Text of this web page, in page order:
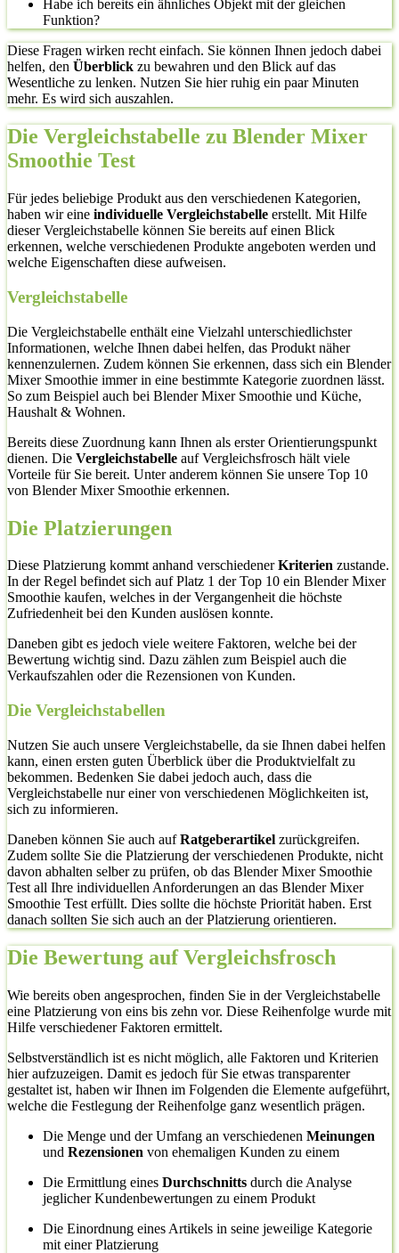
Habe ich bereits ein ähnliches Objekt mit der gleichen
Funktion?
Diese Fragen wirken recht einfach. Sie können Ihnen jedoch dabei
helfen, den Überblick zu bewahren und den Blick auf das
Wesentliche zu lenken. Nutzen Sie hier ruhig ein paar Minuten
mehr. Es wird sich auszahlen.
Die Vergleichstabelle zu Blender Mixer
Smoothie Test
Für jedes beliebige Produkt aus den verschiedenen Kategorien,
haben wir eine individuelle Vergleichstabelle erstellt. Mit Hilfe
dieser Vergleichstabelle können Sie bereits auf einen Blick
erkennen, welche verschiedenen Produkte angeboten werden und
welche Eigenschaften diese aufweisen.
Vergleichstabelle
Die Vergleichstabelle enthält eine Vielzahl unterschiedlichster
Informationen, welche Ihnen dabei helfen, das Produkt näher
kennenzulernen. Zudem können Sie erkennen, dass sich ein Blender
Mixer Smoothie immer in eine bestimmte Kategorie zuordnen lässt.
So zum Beispiel auch bei Blender Mixer Smoothie und Küche,
Haushalt & Wohnen.
Bereits diese Zuordnung kann Ihnen als erster Orientierungspunkt
dienen. Die Vergleichstabelle auf Vergleichsfrosch hält viele
Vorteile für Sie bereit. Unter anderem können Sie unsere Top 10
von Blender Mixer Smoothie erkennen.
Die Platzierungen
Diese Platzierung kommt anhand verschiedenerKriterien zustande.
In der Regel befindet sich auf Platz 1 der Top 10 ein Blender Mixer
Smoothie kaufen, welches in der Vergangenheit die höchste
Zufriedenheit bei den Kunden auslösen konnte.
Daneben gibt es jedoch viele weitere Faktoren, welche bei der
Bewertung wichtig sind. Dazu zählen zum Beispiel auch die
Verkaufszahlen oder die Rezensionen von Kunden.
Die Vergleichstabellen
Nutzen Sie auch unsere Vergleichstabelle, da sie Ihnen dabei helfen
kann, einen ersten guten Überblick über die Produktvielfalt zu
bekommen. Bedenken Sie dabei jedoch auch, dass die
Vergleichstabelle nur einer von verschiedenen Möglichkeiten ist,
sich zu informieren.
Daneben können Sie auch aufRatgeberartikel zurückgreifen.
Zudem sollte Sie die Platzierung der verschiedenen Produkte, nicht
davon abhalten selber zu prüfen, ob das Blender Mixer Smoothie
Test all Ihre individuellen Anforderungen an das Blender Mixer
Smoothie Test erfüllt. Dies sollte die höchste Priorität haben. Erst
danach sollten Sie sich auch an der Platzierung orientieren.
Die Bewertung auf Vergleichsfrosch
Wie bereits oben angesprochen, finden Sie in der Vergleichstabelle
eine Platzierung von eins bis zehn vor. Diese Reihenfolge wurde mit
Hilfe verschiedener Faktoren ermittelt.
Selbstverständlich ist es nicht möglich, alle Faktoren und Kriterien
hier aufzuzeigen. Damit es jedoch für Sie etwas transparenter
gestaltet ist, haben wir Ihnen im Folgenden die Elemente aufgeführt,
welche die Festlegung der Reihenfolge ganz wesentlich prägen.
Die Menge und der Umfang an verschiedenen Meinungen
und Rezensionen von ehemaligen Kunden zu einem
Die Ermittlung eines Durchschnitts durch die Analyse
jeglicher Kundenbewertungen zu einem Produkt
Die Einordnung eines Artikels in seine jeweilige Kategorie
mit einer Platzierung